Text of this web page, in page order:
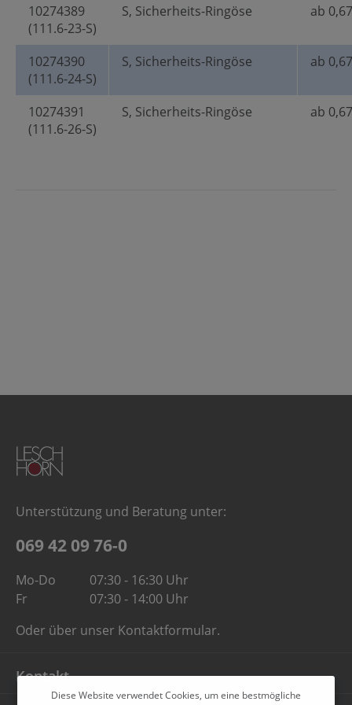
10274389
(111.6-23-S)
S, Sicherheits-Ringöse ab
10274390
(111.6-24-S)
S, Sicherheits-Ringöse ab
10274391
(111.6-26-S)
S, Sicherheits-Ringöse ab
Unterstützung und Beratung unter:
069 42 09 76-0
Mo-Do
07:30 - 16:30 Uhr
Fr
07:30 - 14:00 Uhr
Oder über unser Kontaktformular.
Kontakt
Diese Website verwendet Cookies, um eine bestmögliche